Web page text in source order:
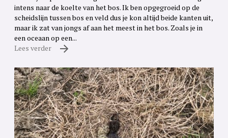
intens naar de koelte van het bos. Ik ben opgegroeid op de
scheidslijn tussen bos en veld dus je kon altijd beide kanten uit,
maar ik zat van jongs af aan het meest in het bos. Zoals je in
een oceaan op een...
Lees verder